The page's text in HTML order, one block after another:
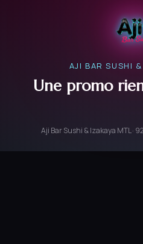
AJI BAR SUSHI
Une promo
Aji Bar Sushi & Izakaya MTL ·